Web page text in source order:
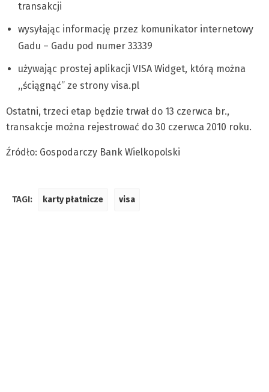
transakcji
wysyłając informację przez komunikator internetowy
Gadu – Gadu pod numer 33339
używając prostej aplikacji VISA Widget, którą można
,,ściągnąć’’ ze strony visa.pl
Ostatni, trzeci etap będzie trwał do 13 czerwca br.,
transakcje można rejestrować do 30 czerwca 2010 roku.
Źródło: Gospodarczy Bank Wielkopolski
TAGI: karty płatnicze visa